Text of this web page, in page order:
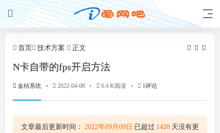
首页 技术方案 正文
N卡自带的fps开启方法
金桔系统 2022-04-08 6.4 K阅读 1评论
文章最后更新时间： 2022年09月09日 已超过 1428 天没有更